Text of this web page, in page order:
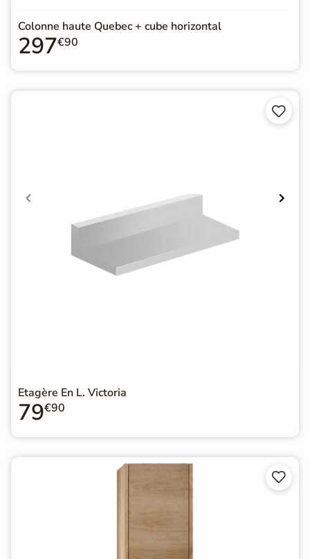
Colonne haute Quebec + cube horizontal
297€90


Etagère En L. Victoria
79€90

